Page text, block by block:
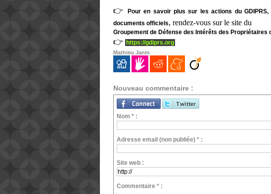
👉
Pour en savoir plus sur les actions du
documents officiels, rendez-vous sur le site du
Groupement de Défense des Intérêts des Propriétaires
👉
https://gdiprs.org
Mathieu Janin
Nouveau commentaire :
Nom * :
Adresse email (non publiée) * :
Site web :
Commentaire * :